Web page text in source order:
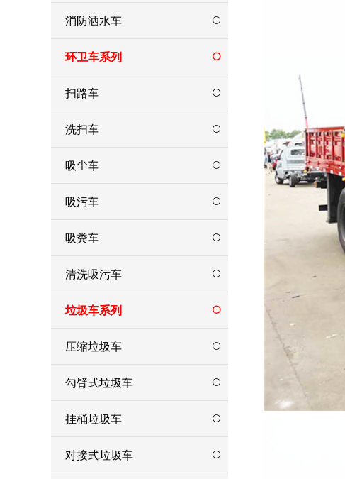
消防洒水车
环卫车系列
扫路车
洗扫车
吸尘车
吸污车
吸粪车
清洗吸污车
垃圾车系列
压缩垃圾车
勾臂式垃圾车
挂桶垃圾车
对接式垃圾车